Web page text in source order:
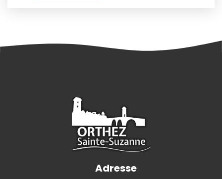
Adresse